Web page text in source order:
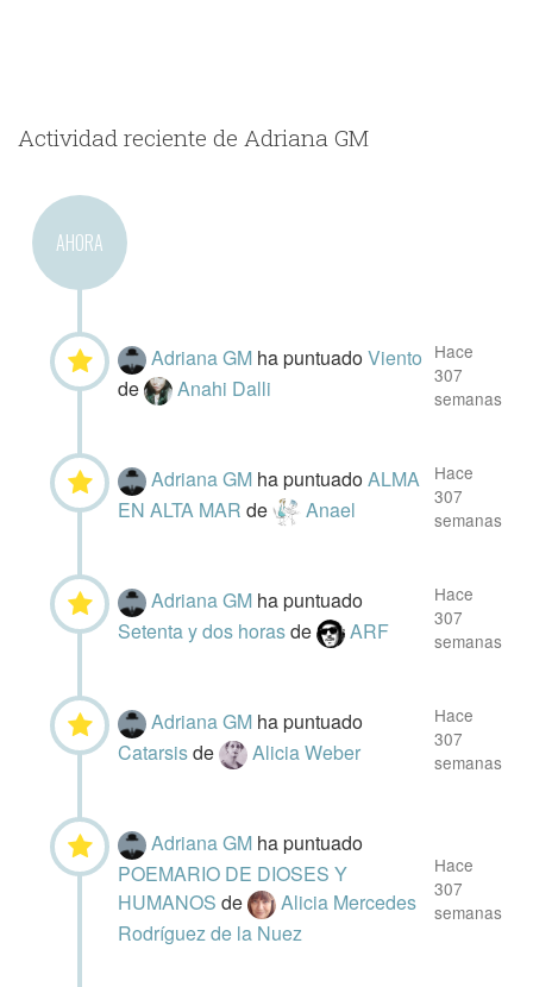
Actividad reciente de Adriana GM
AHORA
Adriana GM ha puntuadoViento
de
Anahi Dalli
Hace
307
semanas
Adriana GM ha puntuadoALMA
EN ALTA MARde Anael
Hace
307
semanas
Adriana GM ha puntuado
Setenta y dos horasde ARF
Hace
307
semanas
Adriana GM ha puntuado
Catarsisde Alicia Weber
Hace
307
semanas
Adriana GM ha puntuado
POEMARIO DE DIOSES Y
HUMANOSde
Alicia Mercedes
Rodríguez de la Nuez
Hace
307
semanas